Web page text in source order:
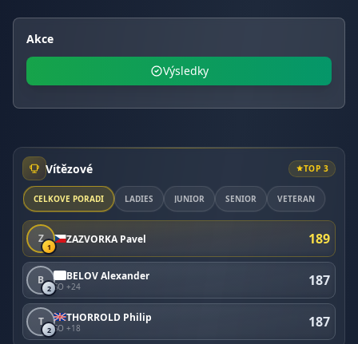
Akce
Výsledky
Vítězové TOP 3
CELKOVÉ POŘADÍ LADIES JUNIOR SENIOR VETERAN
Z
1
ZAZVORKA Pavel 189
B
2
BELOV Alexander
SO +24 187
T
2
THORROLD Philip
SO +18 187